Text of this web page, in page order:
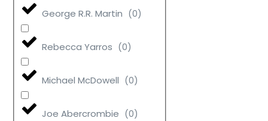
George R.R. Martin (0)
Rebecca Yarros (0)
Michael McDowell (0)
Joe Abercrombie (0)